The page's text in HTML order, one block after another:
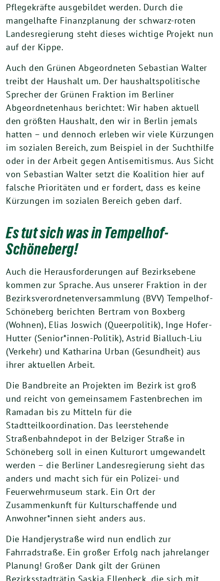
Pflegekräfte ausgebildet werden. Durch die
mangelhafte Finanzplanung der schwarz-roten
Landesregierung steht dieses wichtige Projekt nun
auf der Kippe.
Auch den Grünen Abgeordneten Sebastian Walter
treibt der Haushalt um. Der haushaltspolitische
Sprecher der Grünen Fraktion im Berliner
Abgeordnetenhaus berichtet: Wir haben aktuell
den größten Haushalt, den wir in Berlin jemals
hatten – und dennoch erleben wir viele Kürzungen
im sozialen Bereich, zum Beispiel in der Suchthilfe
oder in der Arbeit gegen Antisemitismus. Aus Sicht
von Sebastian Walter setzt die Koalition hier auf
falsche Prioritäten und er fordert, dass es keine
Kürzungen im sozialen Bereich geben darf.
Es tut sich was in Tempelhof-
Schöneberg!
Auch die Herausforderungen auf Bezirksebene
kommen zur Sprache. Aus unserer Fraktion in der
Bezirksverordnetenversammlung (BVV) Tempelhof-
Schöneberg berichten Bertram von Boxberg
(Wohnen), Elias Joswich (Queerpolitik), Inge Hofer-
Hutter (Senior*innen-Politik), Astrid Bialluch-Liu
(Verkehr) und Katharina Urban (Gesundheit) aus
ihrer aktuellen Arbeit.
Die Bandbreite an Projekten im Bezirk ist groß
und reicht von gemeinsamem Fastenbrechen im
Ramadan bis zu Mitteln für die
Stadtteilkoordination. Das leerstehende
Straßenbahndepot in der Belziger Straße in
Schöneberg soll in einen Kulturort umgewandelt
werden – die Berliner Landesregierung sieht das
anders und macht sich für ein Polizei- und
Feuerwehrmuseum stark. Ein Ort der
Zusammenkunft für Kulturschaffende und
Anwohner*innen sieht anders aus.
Die Handjerystraße wird nun endlich zur
Fahrradstraße. Ein großer Erfolg nach jahrelanger
Planung! Großer Dank gilt der Grünen